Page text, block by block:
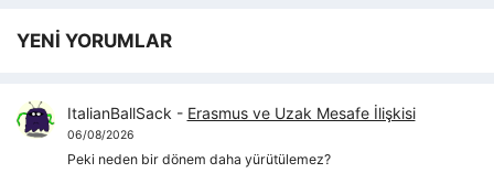
YENİ YORUMLAR
ItalianBallSack - Erasmus ve Uzak Mesafe İlişkisi
06/08/2026
Peki neden bir dönem daha yürütülemez?